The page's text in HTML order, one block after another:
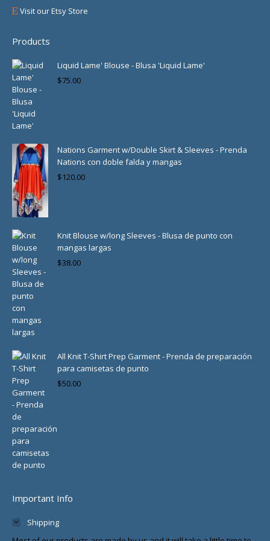
Visit our Etsy Store
Products
Liquid Lame' Blouse - Blusa 'Liquid Lame'
$75.00
Nations Garment w/Double Skirt & Sleeves - Prenda
Nations con doble falda y mangas
$120.00
Knit Blouse w/long Sleeves - Blusa de punto con
mangas largas
$38.00
All Knit T-Shirt Prep Garment - Prenda de preparación
para camisetas de punto
$50.00
Important Info
Shipping